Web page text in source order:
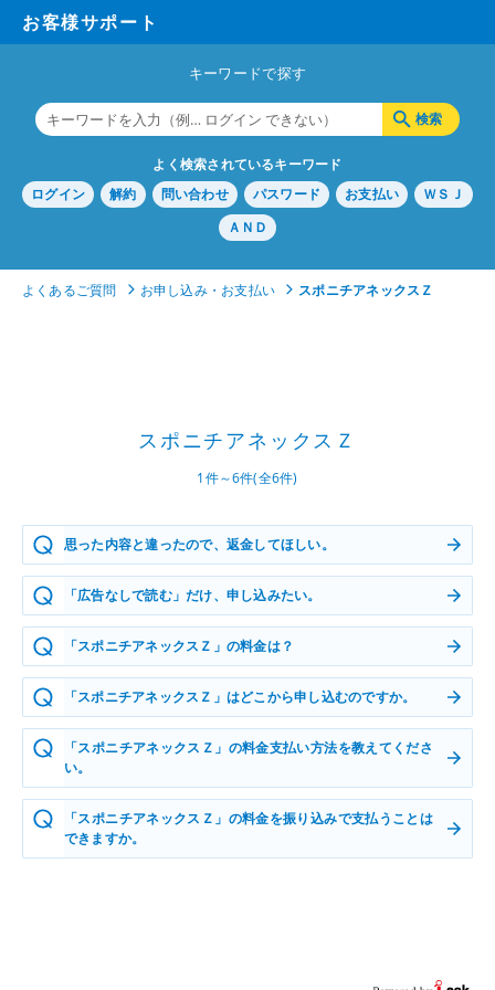
お客様サポート
キーワードで探す
よく検索されているキーワード
ログイン 解約 問い合わせ パスワード お支払い
ＷＳＪ
ＡＮＤ
よくあるご質問 お申し込み・お支払い スポニチアネックスＺ
スポニチアネックスＺ
1件～6件(全6件)
思った内容と違ったので、返金してほしい。
「広告なしで読む」だけ、申し込みたい。
「スポニチアネックスＺ」の料金は？
「スポニチアネックスＺ」はどこから申し込むのですか。
「スポニチアネックスＺ」の料金支払い方法を教えてくださ
い。
「スポニチアネックスＺ」の料金を振り込みで支払うことは
できますか。